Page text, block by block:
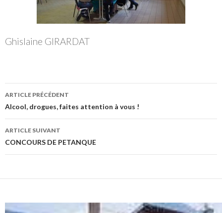
Ghislaine GIRARDAT
Navigation
des
articles
ARTICLE PRÉCÉDENT
Alcool, drogues, faites attention à vous !
ARTICLE SUIVANT
CONCOURS DE PETANQUE